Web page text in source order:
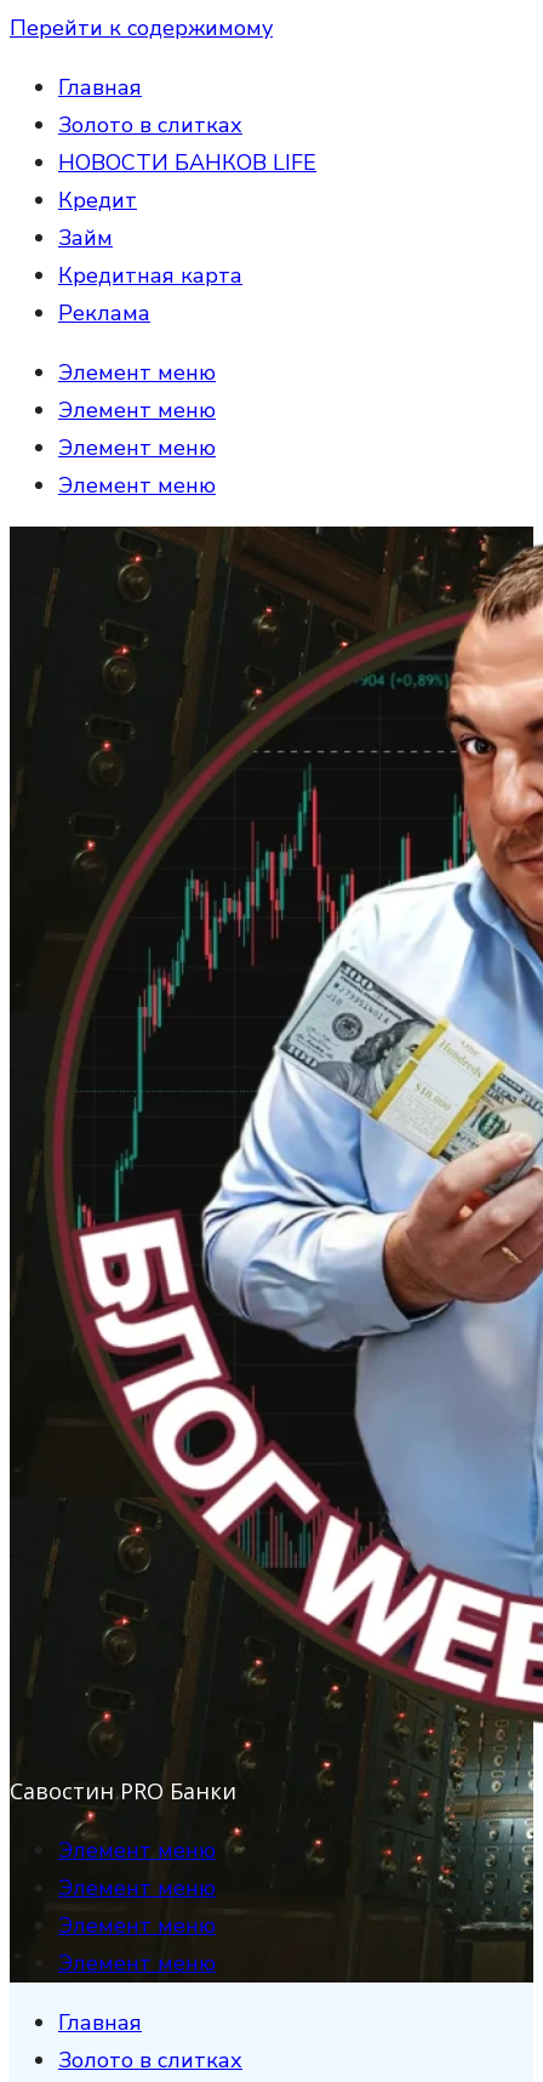
Перейти к содержимому
Главная
Золото в слитках
НОВОСТИ БАНКОВ LIFE
Кредит
Займ
Кредитная карта
Реклама
Элемент меню
Элемент меню
Элемент меню
Элемент меню
Савостин PRO Банки
Элемент меню
Элемент меню
Элемент меню
Элемент меню
Главная
Золото в слитках